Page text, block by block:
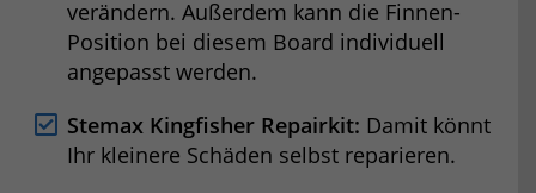
verändern. Außerdem kann die Finnen-
Position bei diesem Board individuell
angepasst werden.
Stemax Kingfisher Repairkit: Damit könnt
Ihr kleinere Schäden selbst reparieren.